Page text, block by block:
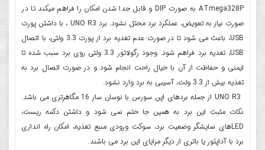
ATmega328P به صورت DIP و قابل جدا شدن امکان را فراهم میکند تا در
صورت نیاز به تعویض، عملکرد برد مختل نشود. برد UNO R3 ، با داشتن پورت
USB، باعث می شود تا در صورت عدم تغذیه برد از پورت 3.3 ولتی، با اتصال
USB، تغذیه برد فراهم شود. وجود رگولاتور 3.3 ولتی روی برد سبب شده تا
ایمنی و حفاظت از آن با خیال راحت انجام شود و در صورت اتصال برد به
تغذیه بیش از 3.3 ولت، آسیبی به برد وارد نشود.
UNO R3 از جمله بردهای اپن سورس با نوسان ساز 16 مگاهرتزی می باشد.
نکات مثبت این برد به همین جا ختم نمی شود و داشتن دکمه ریست،
LEDهای نمایشگر وضعیت برد، سوکت ورودی منبع تغذیه، امکان راه اندازی
برد با آداپتور یا باتری از دیگر مزایای این برد می باشند.